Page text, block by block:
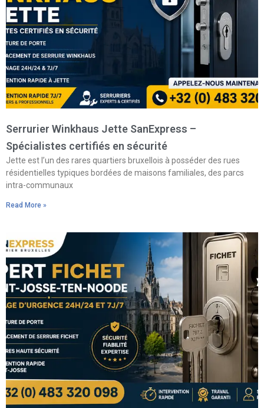
Serrurier Winkhaus Jette SanExpress –
Spécialistes certifiés en sécurité
Jette est l’un des rares quartiers bruxellois à posséder des rues
résidentielles typiques bordées de maisons familiales, des parcs
intra-communaux
Read More »